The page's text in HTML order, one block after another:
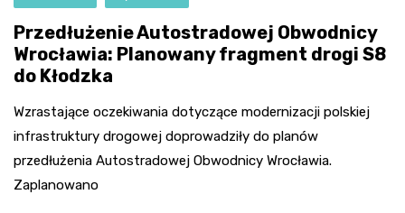
Przedłużenie Autostradowej Obwodnicy
Wrocławia: Planowany fragment drogi S8
do Kłodzka
Wzrastające oczekiwania dotyczące modernizacji polskiej
infrastruktury drogowej doprowadziły do planów
przedłużenia Autostradowej Obwodnicy Wrocławia.
Zaplanowano